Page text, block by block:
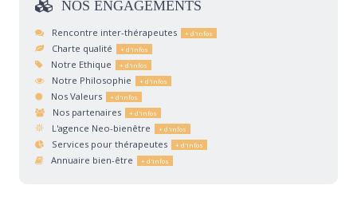
NOS ENGAGEMENTS
Rencontre inter-thérapeutes
Charte qualité
Notre Ethique
Notre Philosophie
Nos Valeurs
Nos partenaires
L'agence Neo-bienêtre
Services pour thérapeutes
Annuaire bien-être